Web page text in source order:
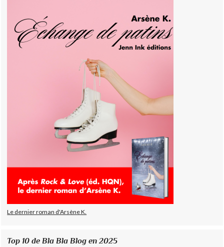
Le dernier roman d'Arsène K.
Top 10 de Bla Bla Blog en 2025